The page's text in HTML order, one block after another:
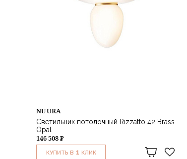
NUURA
Светильник потолочный Rizzatto 42 Brass
Opal
146 508 ₽
КУПИТЬ В 1 КЛИК